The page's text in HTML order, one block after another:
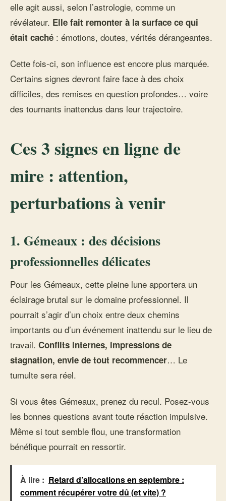
elle agit aussi, selon l’astrologie, comme un
révélateur. Elle fait remonter à la surface ce qui
était caché : émotions, doutes, vérités dérangeantes.
Cette fois-ci, son influence est encore plus marquée.
Certains signes devront faire face à des choix
difficiles, des remises en question profondes… voire
des tournants inattendus dans leur trajectoire.
Ces 3 signes en ligne de
mire : attention,
perturbations à venir
1. Gémeaux : des décisions
professionnelles délicates
Pour les Gémeaux, cette pleine lune apportera un
éclairage brutal sur le domaine professionnel. Il
pourrait s’agir d’un choix entre deux chemins
importants ou d’un événement inattendu sur le lieu de
travail. Conflits internes, impressions de
stagnation, envie de tout recommencer… Le
tumulte sera réel.
Si vous êtes Gémeaux, prenez du recul. Posez-vous
les bonnes questions avant toute réaction impulsive.
Même si tout semble flou, une transformation
bénéfique pourrait en ressortir.
À lire : Retard d’allocations en septembre :
comment récupérer votre dû (et vite) ?